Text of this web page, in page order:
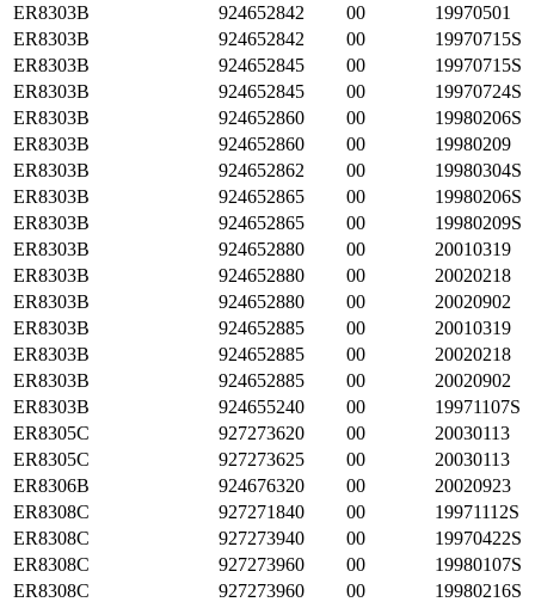
ER8303B
924652842 00
19970501
ER8303B
924652842 00
19970715S
ER8303B
924652845 00
19970715S
ER8303B
924652845 00
19970724S
ER8303B
924652860 00
19980206S
ER8303B
924652860 00
19980209
ER8303B
924652862 00
19980304S
ER8303B
924652865 00
19980206S
ER8303B
924652865 00
19980209S
ER8303B
924652880 00
20010319
ER8303B
924652880 00
20020218
ER8303B
924652880 00
20020902
ER8303B
924652885 00
20010319
ER8303B
924652885 00
20020218
ER8303B
924652885 00
20020902
ER8303B
924655240 00
19971107S
ER8305C
927273620 00
20030113
ER8305C
927273625 00
20030113
ER8306B
924676320 00
20020923
ER8308C
927271840 00
19971112S
ER8308C
927273940 00
19970422S
ER8308C
927273960 00
19980107S
ER8308C
927273960 00
19980216S